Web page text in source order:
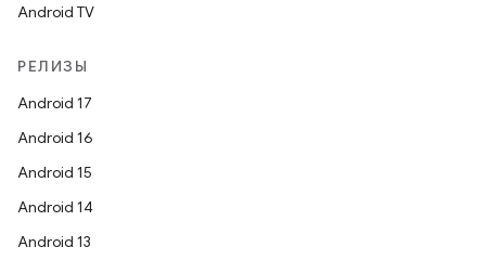
Android TV
РЕЛИЗЫ
Android 17
Android 16
Android 15
Android 14
Android 13